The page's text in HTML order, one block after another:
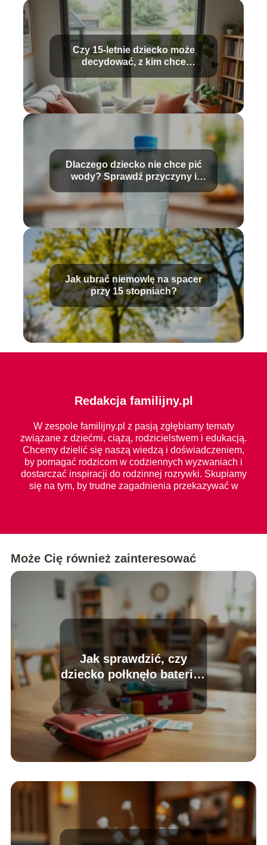
Czy 15-letnie dziecko może
decydować, z kim chce
Dlaczego dziecko nie chce pić
wody? Sprawdź przyczyny i
Jak ubrać niemowlę na spacer
przy 15 stopniach?
Redakcja familijny.pl
W zespole familijny.pl z pasją zgłębiamy tematy
związane z dziećmi, ciążą, rodzicielstwem i edukacją.
Chcemy dzielić się naszą wiedzą i doświadczeniem,
by pomagać rodzicom w codziennych wyzwaniach i
dostarczać inspiracji do rodzinnej rozrywki. Skupiamy
się na tym, by trudne zagadnienia przekazywać w
Może Cię również zainteresować
Jak sprawdzić, czy
dziecko połknęło baterię?
Oto wskazówki